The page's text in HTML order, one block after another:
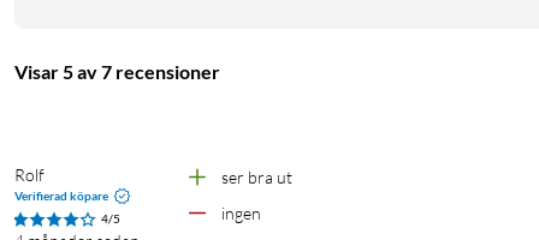
Visar 5 av 7 recensioner
Rolf
Verifierad köpare
4/5
ser bra ut
ingen